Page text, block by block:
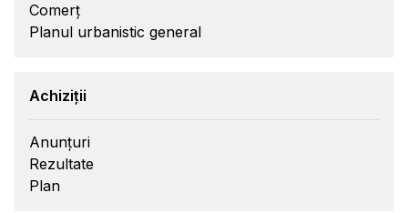
Comerț
Planul urbanistic general
Achiziții
Anunțuri
Rezultate
Plan